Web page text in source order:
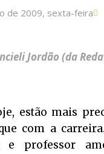
de 2009, sexta-feira
Jordão (da
estão mais
com a
e professor